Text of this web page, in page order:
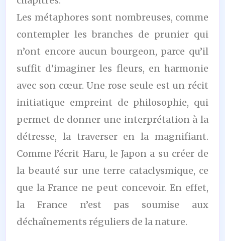
Les métaphores sont nombreuses, comme
contempler les branches de prunier qui
n’ont encore aucun bourgeon, parce qu’il
suffit d’imaginer les fleurs, en harmonie
avec son cœur. Une rose seule est un récit
initiatique empreint de philosophie, qui
permet de donner une interprétation à la
détresse, la traverser en la magnifiant.
Comme l’écrit Haru, le Japon a su créer de
la beauté sur une terre cataclysmique, ce
que la France ne peut concevoir. En effet,
la France n’est pas soumise aux
déchaînements réguliers de la nature.